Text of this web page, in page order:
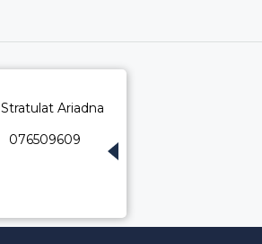
Stratulat Ariadna
076509609